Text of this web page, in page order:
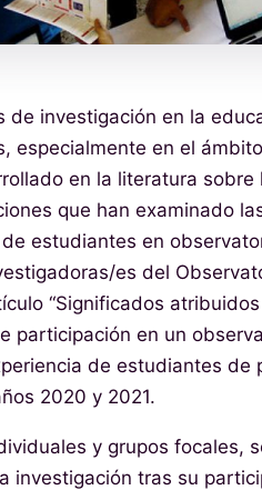
de investigación en la
especialmente en el
en la literatura
que han examinado
estudiantes en
es del
“Significados
participación en un
de estudiantes de
2020 y 2021.
y grupos focales,
investigación tras su